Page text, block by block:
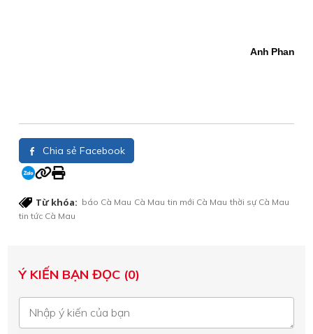
Anh Phan
Chia sẻ Facebook
Từ khóa: báo Cà Mau Cà Mau tin mới Cà Mau thời sự Cà Mau
tin tức Cà Mau
Ý KIẾN BẠN ĐỌC (0)